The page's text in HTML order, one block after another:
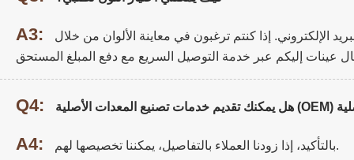
A3: الإلكتروني. إذا كنتم ترغبون في معاينة الألوان من خلال
Q4:
A4:
بالتأكيد، إذا زودنا العملاء بالتفاصيل، يمكننا تخصيصها لهم.